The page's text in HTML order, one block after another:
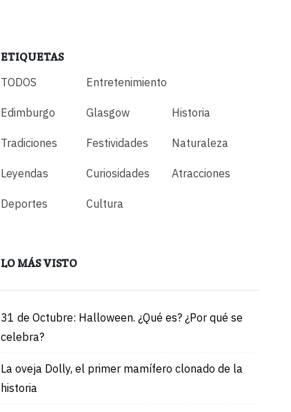
ETIQUETAS
TODOS Entretenimiento
Edimburgo Glasgow Historia
Tradiciones Festividades Naturaleza
Leyendas Curiosidades Atracciones
Deportes Cultura
LO MÁS VISTO
31 de Octubre: Halloween. ¿Qué es? ¿Por qué se
celebra?
La oveja Dolly, el primer mamífero clonado de la
historia